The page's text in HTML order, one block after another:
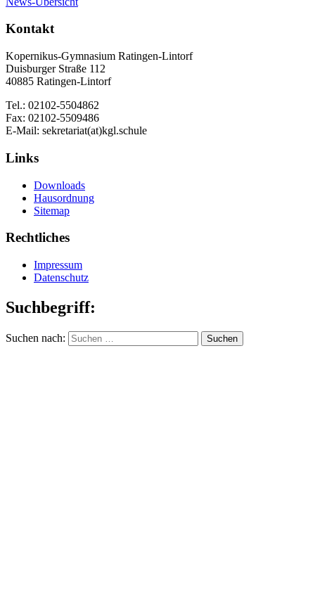
Kontakt
Kopernikus-Gymnasium Ratingen-Lintorf
Duisburger Straße 112
40885 Ratingen-Lintorf
Tel.: 02102-5504862
Fax: 02102-5509486
E-Mail: sekretariat(at)kgl.schule
Links
Downloads
Hausordnung
Sitemap
Rechtliches
Impressum
Datenschutz
Suchbegriff:
Suchen nach: